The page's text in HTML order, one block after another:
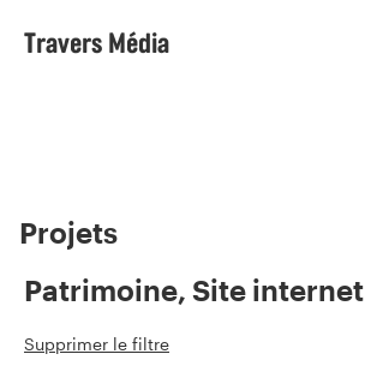
Travers Média
Projets
Patrimoine, Site internet
Supprimer le filtre